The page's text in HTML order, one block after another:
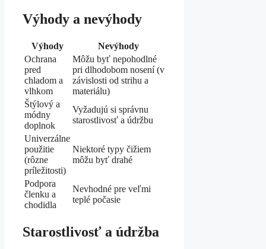
Výhody a nevýhody
Výhody
Nevýhody
Ochrana
pred
chladom a
vlhkom
Môžu byť nepohodlné
pri dlhodobom nosení (v
závislosti od strihu a
materiálu)
Štýlový a
módny
doplnok
Vyžadujú si správnu
starostlivosť a údržbu
Univerzálne
použitie
(rôzne
príležitosti)
Niektoré typy čižiem
môžu byť drahé
Podpora
členku a
chodidla
Nevhodné pre veľmi
teplé počasie
Starostlivosť a údržba